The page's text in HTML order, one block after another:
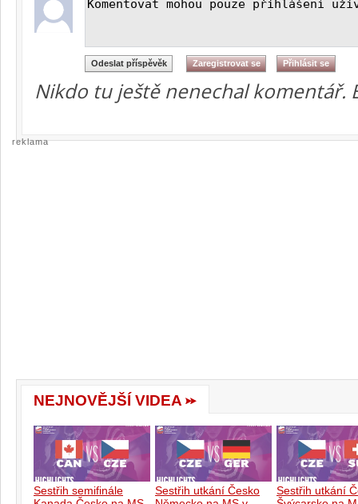
Nikdo tu ještě nenechal komentář.
reklama
NEJNOVĚJŠÍ VIDEA
Sestřih semifinále
Sestřih utkání Česko
Sestřih utkání